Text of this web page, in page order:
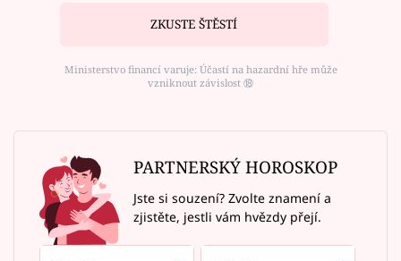
ZKUSTE ŠTĚSTÍ
Ministerstvo financí varuje: Účastí na hazardní hře může
vzniknout závislost ⑱
PARTNERSKÝ HOROSKOP
Jste si souzení? Zvolte znamení a
zjistěte, jestli vám hvězdy přejí.